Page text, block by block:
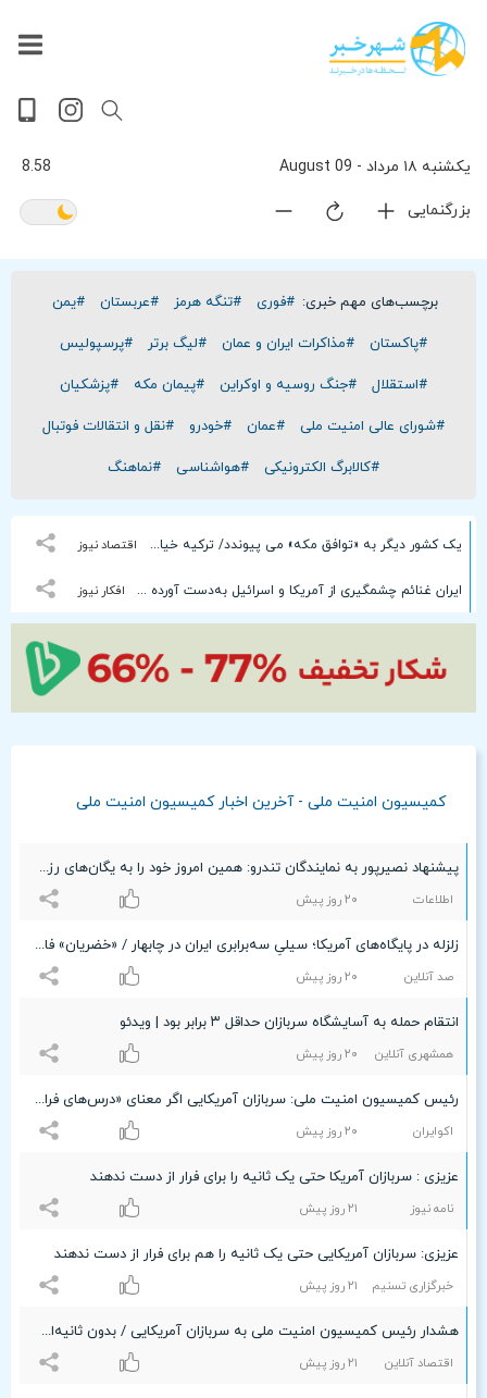
یکشنبه ۱۸ مرداد - 09 August 8.58
بزرگنمایی
پربیننده‌ترین
اخبار
آخرین
اخبار
پخش
داغ
ترین
سیاسی
ورزشی
اقتصادی
حوادث
گوناگون
تصویری
سلامت
جهان
فرهنگی
ویدیویی
بازار
برچسب‌های مهم خبری: #فوری #تنگه هرمز #عربستان #یمن
#پاکستان #مذاکرات ایران و عمان #لیگ برتر #پرسپولیس
#استقلال #جنگ روسیه و اوکراین #پیمان مکه #پزشکیان
#شورای عالی امنیت ملی #عمان #خودرو #نقل و انتقالات فوتبال
#کالابرگ الکترونیکی #هواشناسی #نماهنگ
اقتصاد نیوز یک کشور دیگر به «توافق مکه» می پیوندد/ ترکیه خیال ایران را راحت کرد
افکار نیوز ایران غنائم چشمگیری از آمریکا و اسرائیل به‌دست آورده است
کمیسیون امنیت ملی - آخرین اخبار کمیسیون امنیت ملی
پیشنهاد نصیرپور به نمایندگان تندرو: همین امروز خود را به یگان‌های رزمی معرفی کنند
اطلاعات ۲۰ روز پیش
زلزله در پایگاه‌های آمریکا؛ سیلیِ سه‌برابری ایران در چابهار / «خضریان» فاش کرد: تلفاتِ آن‌ها سنگین‌تر از ما بود!
صد آنلاین ۲۰ روز پیش
انتقام حمله به آسایشگاه سربازان حداقل ۳ برابر بود | ویدئو
همشهری آنلاین ۲۰ روز پیش
رئیس کمیسیون امنیت ملی: سربازان آمریکایی اگر معنای «درس‌های فراموش‌نشدنی» را می‌دانستند، فرار می‌کردند
اکوایران ۲۰ روز پیش
عزیزی : سربازان آمریکا حتی یک ثانیه را برای فرار از دست ندهند
نامه نیوز ۲۱ روز پیش
عزیزی: سربازان آمریکایی حتی یک ثانیه را هم برای فرار از دست ندهند
خبرگزاری تسنیم ۲۱ روز پیش
هشدار رئیس کمیسیون امنیت ملی به سربازان آمریکایی / بدون ثانیه‌ای درنگ فرار کنید
اقتصاد آنلاین ۲۱ روز پیش